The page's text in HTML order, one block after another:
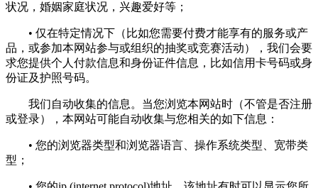
状况，婚姻家庭状况，兴趣爱好等；
• 仅在特定情况下（比如您需要付费才能享有的服务或产
品，或参加本网站参与或组织的抽奖或竞赛活动），我们会要
求您提供个人付款信息和身份证件信息，比如信用卡号码或身
份证及护照号码。
我们自动收集的信息。当您浏览本网站时（不管是否注册
或登录），本网站可能自动收集与您相关的如下信息：
• 您的浏览器类型和浏览器语言、操作系统类型、宽带类
型；